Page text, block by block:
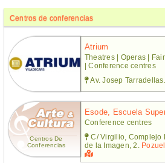
Centros de conferencias
Atrium
Theatres | Operas |
| Conference centres
Av. Josep
Centros De
Conferencias
Esode, Escuela
Conference centres
C/ Virgilio, Complejo
de la Imagen, 2.